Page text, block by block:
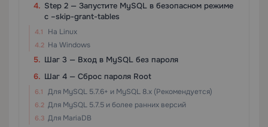
Step 2 — Запустите MySQL в безопасном режиме
с –skip-grant-tables
На Linux
На Windows
Шаг 3 — Вход в MySQL без пароля
Шаг 4 — Сброс пароля Root
Для MySQL 5.7.6+ и MySQL 8.x (Рекомендуется)
Для MySQL 5.7.5 и более ранних версий
Для MariaDB